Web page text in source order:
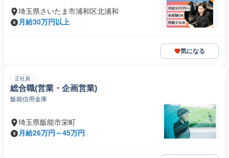
埼玉県さいたま市浦和区北浦和
月給30万円以上
気になる
正社員
総合職(営業・企画営業)
飯能信用金庫
埼玉県飯能市栄町
月給26万円～45万円